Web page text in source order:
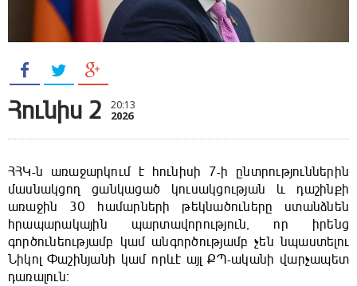
Հունիս 2 20:13
2026
ՀՀԿ-ն առաջարկում է հունիսի 7-ի ընտրություններին
մասնակցող ցանկացած կուսակցության և դաշինքի
առաջին 30 համարների թեկնածուները ստանձնեն
հրապարակային պարտավորություն, որ իրենց
գործունեությամբ կամ անգործությամբ չեն նպաստելու
Նիկոլ Փաշինյանի կամ որևէ այլ ՔՊ-ականի վարչապետ
դառալուն։